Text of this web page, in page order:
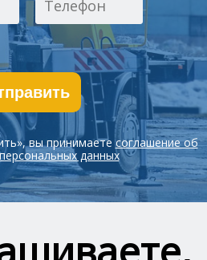
вы принимаете соглашение об
данных